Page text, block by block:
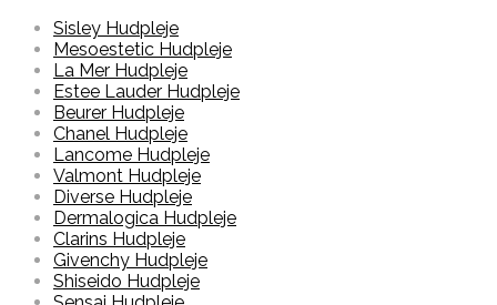
Sisley Hudpleje
Mesoestetic Hudpleje
La Mer Hudpleje
Estee Lauder Hudpleje
Beurer Hudpleje
Chanel Hudpleje
Lancome Hudpleje
Valmont Hudpleje
Diverse Hudpleje
Dermalogica Hudpleje
Clarins Hudpleje
Givenchy Hudpleje
Shiseido Hudpleje